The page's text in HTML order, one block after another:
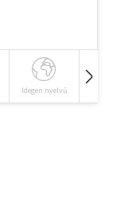
Idegen nyelvű